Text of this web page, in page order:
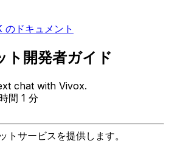
ドキュメント
ト開発者ガイド
chat with Vivox.
間 1 分
サービスを提供します。